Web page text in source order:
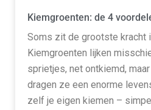
Kiemgroenten: de 4
Soms zit de grootste kracht
Kiemgroenten lijken
sprietjes, net ontkiemd,
dragen ze een enorme
zelf je eigen kiemen –